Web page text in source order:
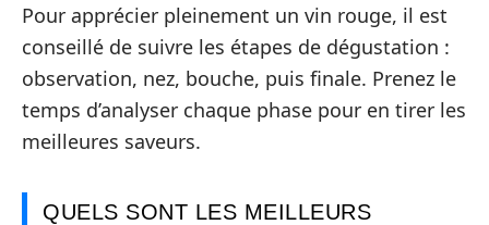
Pour apprécier pleinement un vin rouge, il est
conseillé de suivre les étapes de dégustation :
observation, nez, bouche, puis finale. Prenez le
temps d’analyser chaque phase pour en tirer les
meilleures saveurs.
QUELS SONT LES MEILLEURS